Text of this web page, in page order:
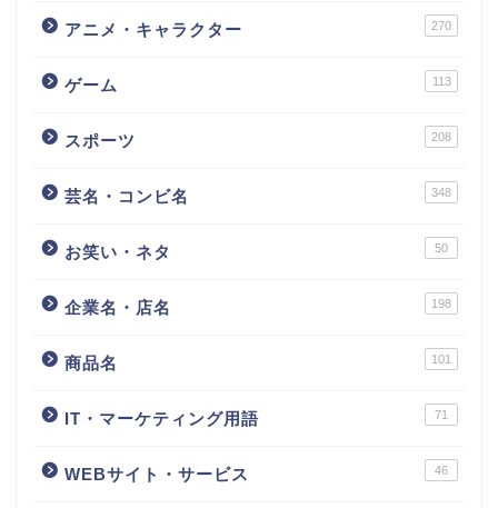
アニメ・キャラクター 270
ゲーム 113
スポーツ 208
芸名・コンビ名 348
お笑い・ネタ 50
企業名・店名 198
商品名 101
IT・マーケティング用語 71
WEBサイト・サービス 46